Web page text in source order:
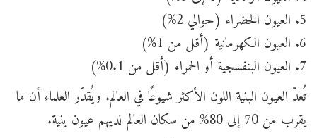
5. العيون الخضراء (حوالي 2%)
6. العيون الكهرمانية (أقل من 1%)
7. العيون البنفسجية أو الحمراء (أقل من 0.1%)
تُعدّ العيون البنية اللون الأكثر شيوعًا في العالم. ويُقدّر العلماء أن ما
يقرب من 70 إلى 80% من سكان العالم لديهم عيون بنية.